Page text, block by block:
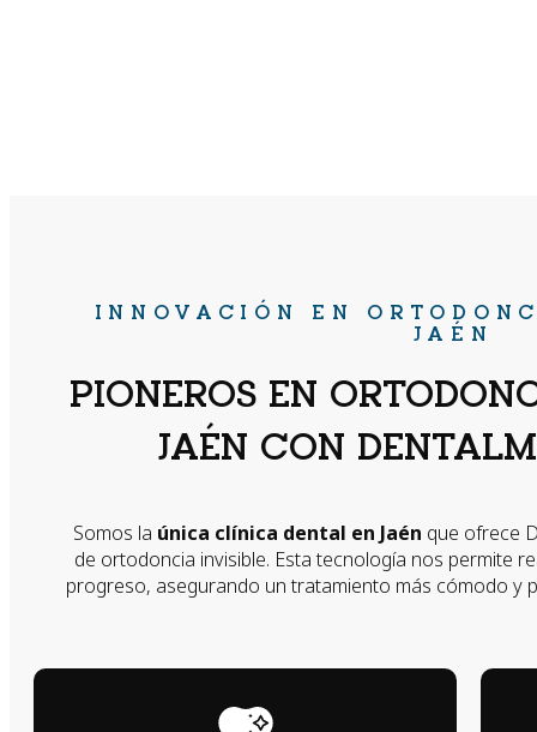
INNOVACIÓN EN
JAÉN
PIONEROS EN
JAÉN CON
Somos la única clínica dental en Jaén que ofrece
de ortodoncia invisible. Esta tecnología nos permite
progreso, asegurando un tratamiento más cómodo y